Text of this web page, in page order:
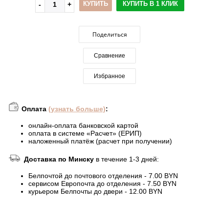
КУПИТЬ КУПИТЬ В 1 КЛИК
Поделиться
Сравнение
Избранное
Оплата (узнать больше):
онлайн-оплата банковской картой
оплата в системе «Расчет» (ЕРИП)
наложенный платёж (расчет при получении)
Доставка по Минску в течение 1-3 дней:
Белпочтой до почтового отделения - 7.00 BYN
сервисом Европочта до отделения - 7.50 BYN
курьером Белпочты до двери - 12.00 BYN